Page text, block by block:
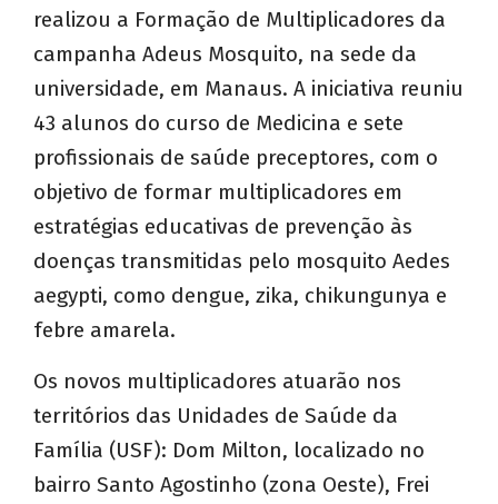
realizou a Formação de Multiplicadores da
campanha Adeus Mosquito, na sede da
universidade, em Manaus. A iniciativa reuniu
43 alunos do curso de Medicina e sete
profissionais de saúde preceptores, com o
objetivo de formar multiplicadores em
estratégias educativas de prevenção às
doenças transmitidas pelo mosquito Aedes
aegypti, como dengue, zika, chikungunya e
febre amarela.
Os novos multiplicadores atuarão nos
territórios das Unidades de Saúde da
Família (USF): Dom Milton, localizado no
bairro Santo Agostinho (zona Oeste), Frei